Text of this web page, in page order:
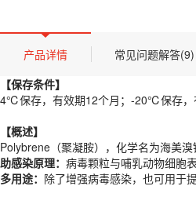
产品描述
【保存条件】
4℃保存，有效期12个月；-20℃保存，
【概述】
Polybrene（聚凝胺），化学名为海美
助感染原理：
多用途：除了增强病毒感染，也可用于
【使用建议-病毒助感染】
产品详情 常见问题解答(9)
【保存条件】
4℃保存，有效期12个月；-20℃保存，
【概述】
Polybrene（聚凝胺），化学名为海美
助感染原理： 病毒颗粒与哺乳动物细胞
多用途： 除了增强病毒感染，也可用于